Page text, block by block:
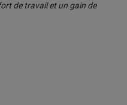
de travail et un gain de